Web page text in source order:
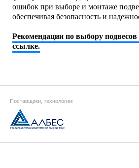
ошибок при выборе и монтаже
обеспечивая безопасность и
Рекомендации по выбору
ссылке.
Поставщики, технологии: